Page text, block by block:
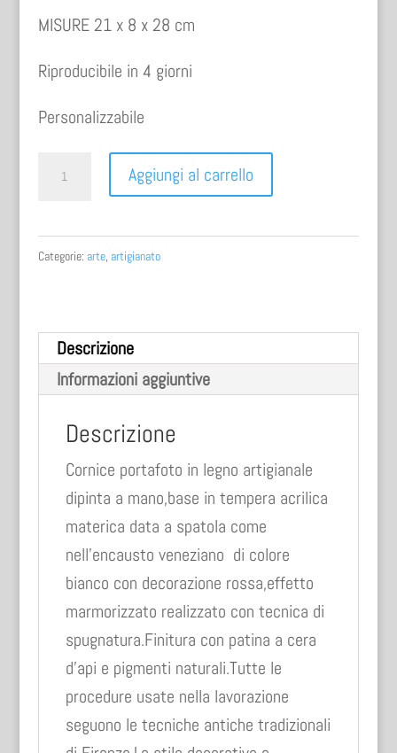
MISURE 21 x 8 x 28 cm
Riproducibile in 4 giorni
Personalizzabile
Aggiungi al carrello
Categorie: arte, artigianato
Descrizione
Informazioni aggiuntive
Descrizione
Cornice portafoto in legno artigianale
dipinta a mano,base in tempera acrilica
materica data a spatola come
nell’encausto veneziano di colore
bianco con decorazione rossa,effetto
marmorizzato realizzato con tecnica di
spugnatura.Finitura con patina a cera
d’api e pigmenti naturali.Tutte le
procedure usate nella lavorazione
seguono le tecniche antiche tradizionali